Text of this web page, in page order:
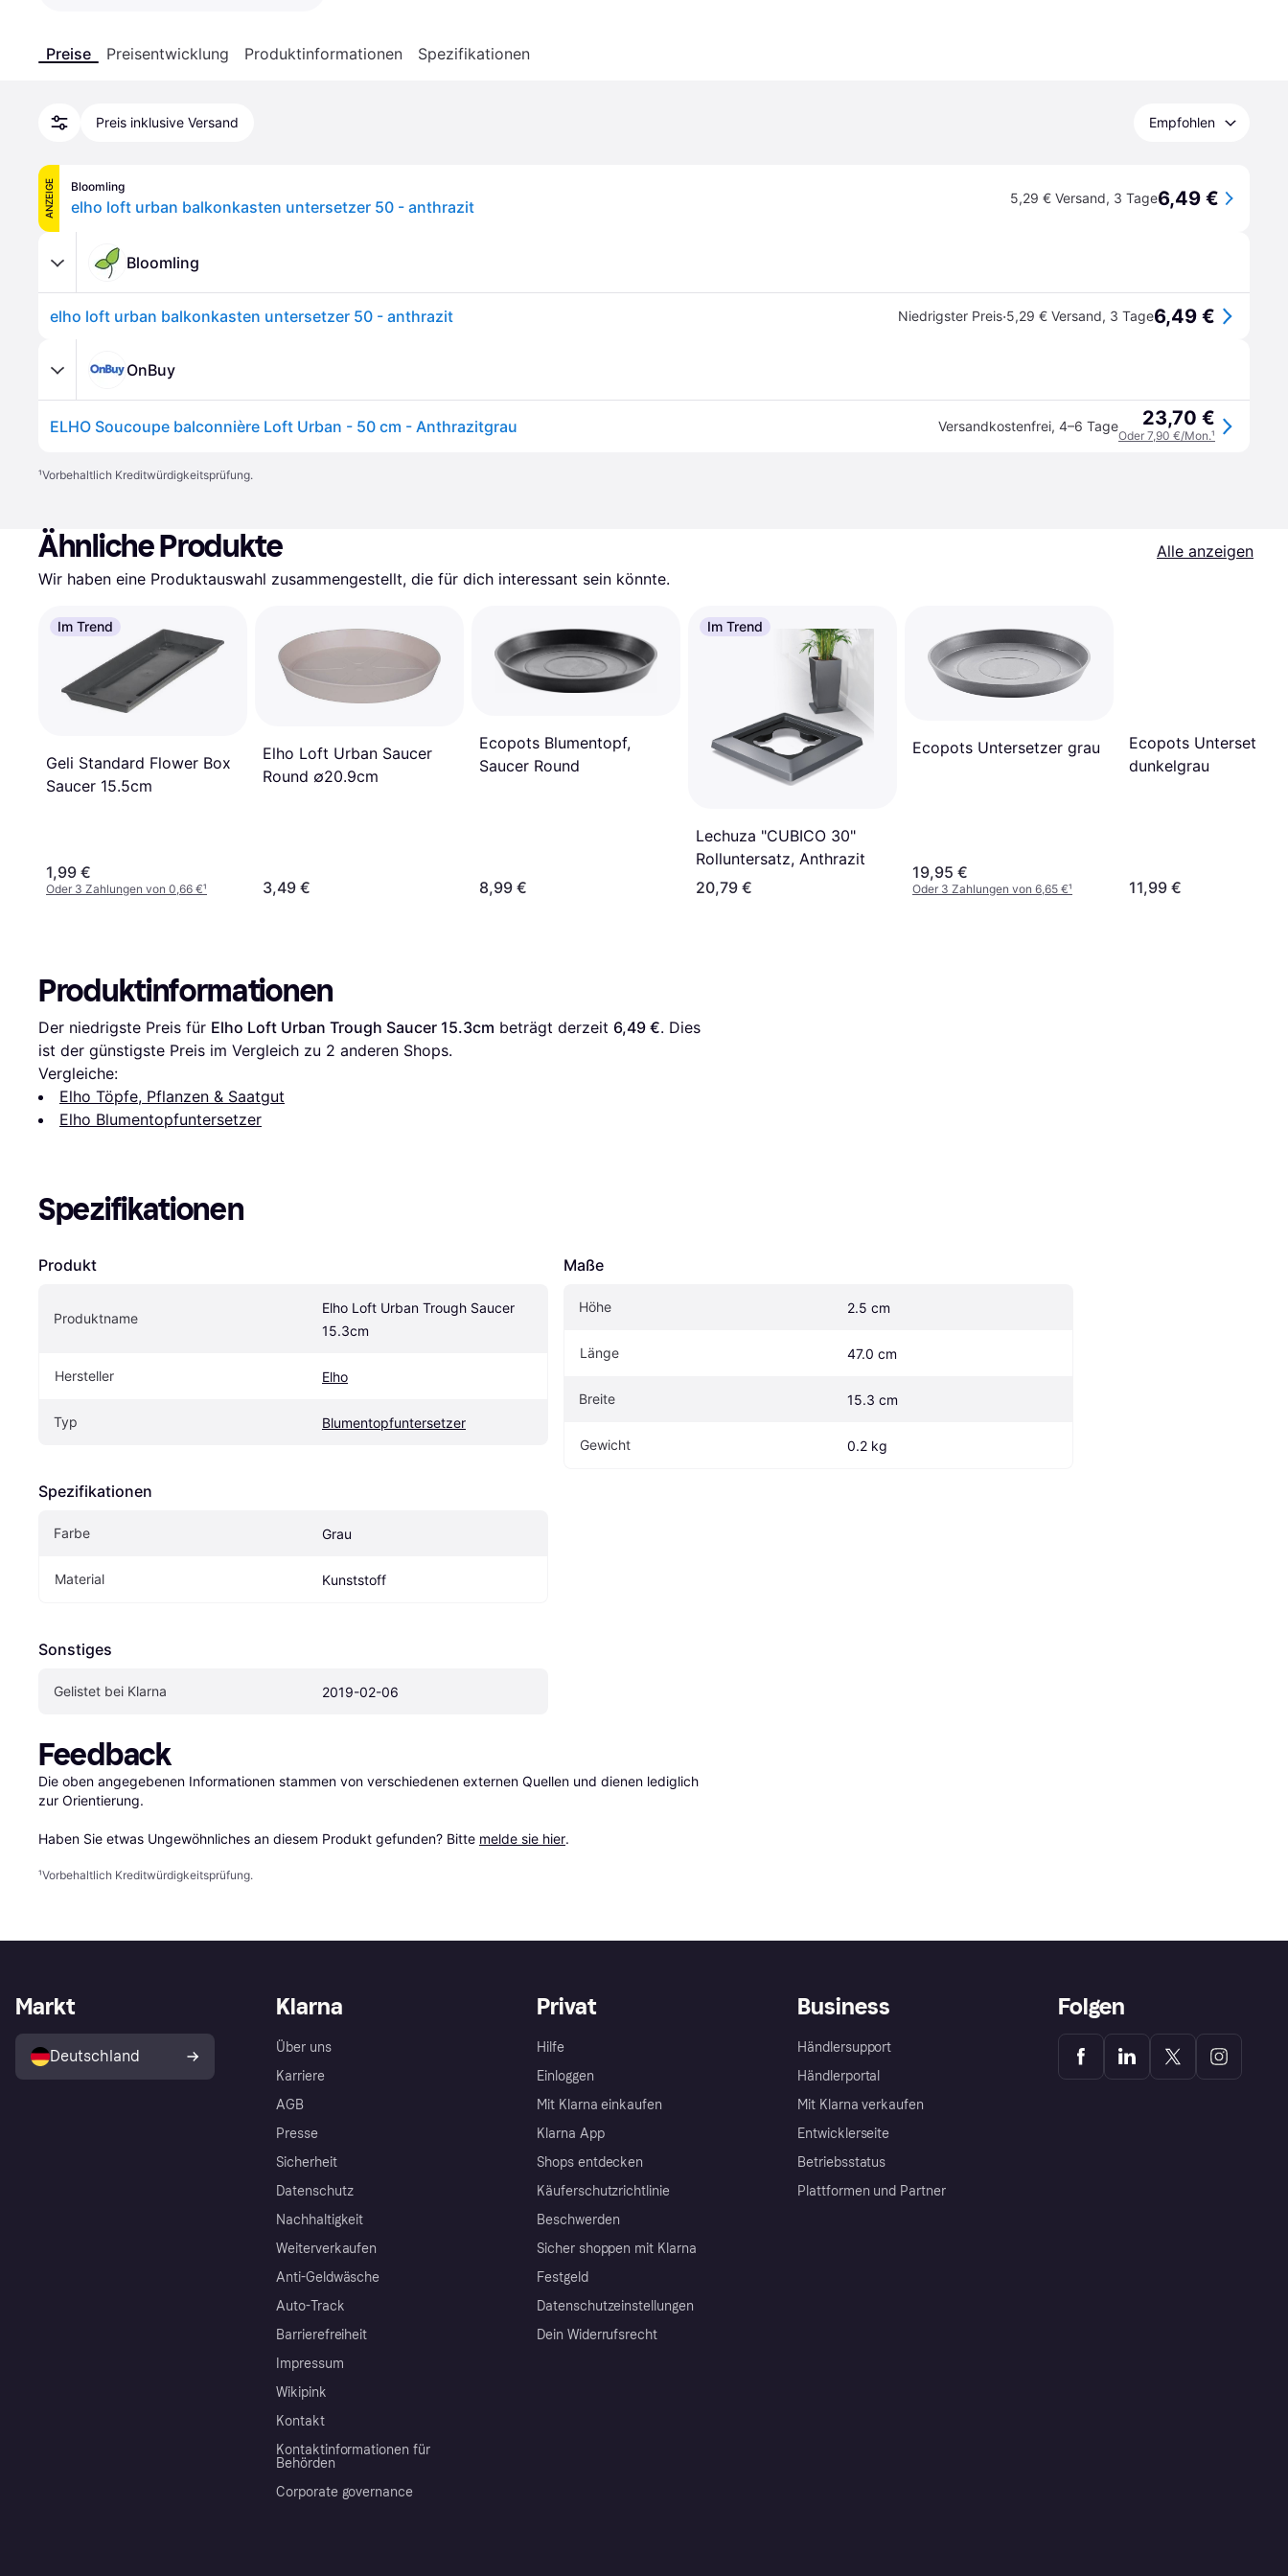
Preise Preisentwicklung Produktinformationen Spezifikationen
Preis inklusive Versand Empfohlen
ANZEIGE Bloomling
elho loft urban balkonkasten untersetzer 50 - anthrazit 5,29 € Versand, 3 Tage6,49 €
Bloomling
elho loft urban balkonkasten untersetzer 50 - anthrazit Niedrigster Preis·5,29 € Versand, 3 Tage6,49 €
OnBuy
ELHO Soucoupe balconnière Loft Urban - 50 cm - Anthrazitgrau Versandkostenfrei, 4–6 Tage 23,70 €
Oder 7,90 €/Mon.¹
¹Vorbehaltlich Kreditwürdigkeitsprüfung.
Ähnliche Produkte
Alle anzeigen
Wir haben eine Produktauswahl zusammengestellt, die für dich interessant sein könnte.
Im Trend
Geli Standard Flower Box
Saucer 15.5cm
1,99 €
Oder 3 Zahlungen von 0,66 €¹
Elho Loft Urban Saucer
Round ∅20.9cm
3,49 €
Ecopots Blumentopf,
Saucer Round
8,99 €
Im Trend
Lechuza "CUBICO 30"
Rolluntersatz, Anthrazit
20,79 €
Ecopots Untersetzer grau
19,95 €
Oder 3 Zahlungen von 6,65 €¹
Ecopots Untersetzer
dunkelgrau
11,99 €
Produktinformationen
Der niedrigste Preis für Elho Loft Urban Trough Saucer 15.3cm beträgt derzeit 6,49 €. Dies
ist der günstigste Preis im Vergleich zu 2 anderen Shops.
Vergleiche:
Elho Töpfe, Pflanzen & Saatgut
Elho Blumentopfuntersetzer
Spezifikationen
Produkt
Produktname
Elho Loft Urban Trough Saucer
15.3cm
Hersteller Elho
Typ Blumentopfuntersetzer
Spezifikationen
Farbe Grau
Material Kunststoff
Sonstiges
Gelistet bei Klarna 2019-02-06
Maße
Höhe 2.5 cm
Länge 47.0 cm
Breite 15.3 cm
Gewicht 0.2 kg
Feedback
Die oben angegebenen Informationen stammen von verschiedenen externen Quellen und dienen lediglich
zur Orientierung.
Haben Sie etwas Ungewöhnliches an diesem Produkt gefunden? Bitte melde sie hier.
¹Vorbehaltlich Kreditwürdigkeitsprüfung.
Klarna
Über uns
Karriere
AGB
Presse
Sicherheit
Datenschutz
Nachhaltigkeit
Weiterverkaufen
Anti-Geldwäsche
Auto-Track
Barrierefreiheit
Impressum
Wikipink
Kontakt
Kontaktinformationen für
Behörden
Corporate governance
Privat
Hilfe
Einloggen
Mit Klarna einkaufen
Klarna App
Shops entdecken
Käuferschutzrichtlinie
Beschwerden
Sicher shoppen mit Klarna
Festgeld
Datenschutzeinstellungen
Dein Widerrufsrecht
Business
Händlersupport
Händlerportal
Mit Klarna verkaufen
Entwicklerseite
Betriebsstatus
Plattformen und Partner
Markt
Deutschland
Folgen